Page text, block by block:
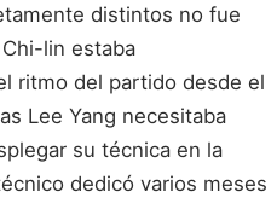
distintos no fue
lin estaba
ritmo del partido desde el
Lee Yang necesitaba
su técnica en la
dedicó varios meses